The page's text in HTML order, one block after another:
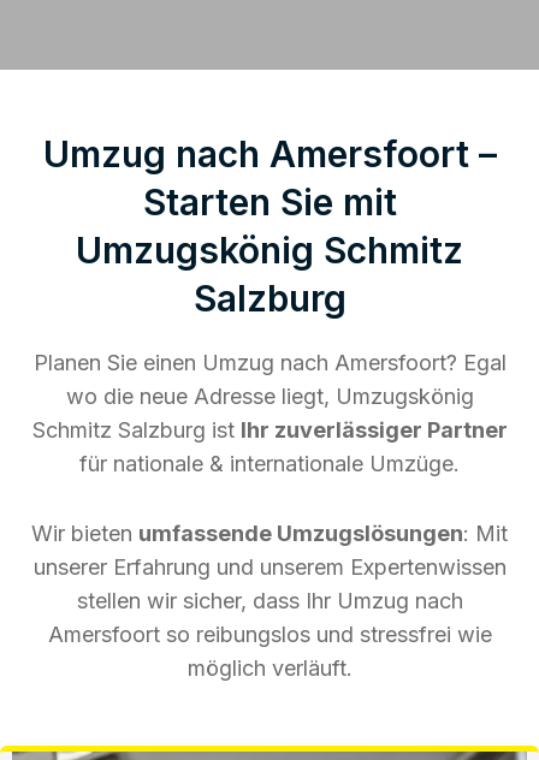
Umzug nach Amersfoort –
Starten Sie mit
Umzugskönig Schmitz
Salzburg
Planen Sie einen Umzug nach Amersfoort? Egal
wo die neue Adresse liegt, Umzugskönig
Schmitz Salzburg ist Ihr zuverlässiger Partner
für nationale & internationale Umzüge.
Wir bieten umfassende Umzugslösungen: Mit
unserer Erfahrung und unserem Expertenwissen
stellen wir sicher, dass Ihr Umzug nach
Amersfoort so reibungslos und stressfrei wie
möglich verläuft.